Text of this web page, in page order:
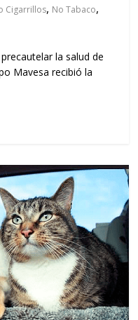
Cigarrillos, No Tabaco,
la salud de
Mavesa recibió la